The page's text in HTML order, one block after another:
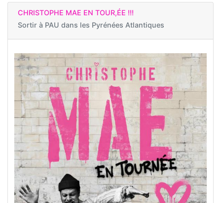
CHRISTOPHE MAE EN TOUR,ÉE !!!
Sortir à PAU dans les Pyrénées Atlantiques